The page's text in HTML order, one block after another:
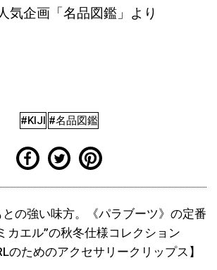
気企画「名品図鑑」より
#KIJI #名品図鑑
の強い味方。《パラブーツ》の定番
カエル”の秋冬仕様コレクション
のためのアクセサリークリップス】